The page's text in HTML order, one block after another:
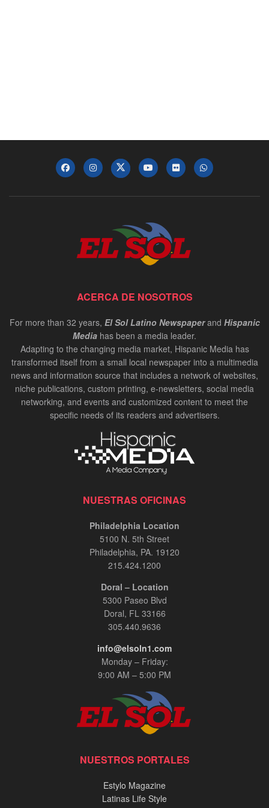
ACERCA DE NOSOTROS
For more than 32 years, El Sol Latino Newspaperand Hispanic
Media has been a media leader.
Adapting to the changing media market, Hispanic Media has
transformed itself from a small local newspaper into a multimedia
news and information source that includes a network of websites,
niche publications, custom printing, e-newsletters, social media
networking, and events and customized content to meet the
specific needs of its readers and advertisers.
NUESTRAS OFICINAS
Philadelphia Location
5100 N. 5th Street
Philadelphia, PA. 19120
215.424.1200
Doral – Location
5300 Paseo Blvd
Doral, FL 33166
305.440.9636
info@elsoln1.com
Monday – Friday:
9:00 AM – 5:00 PM
NUESTROS PORTALES
Estylo Magazine
Latinas Life Style